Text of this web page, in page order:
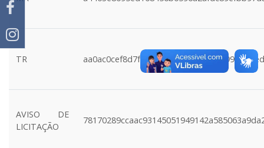
TR
AVISO DE
LICITAÇÃO